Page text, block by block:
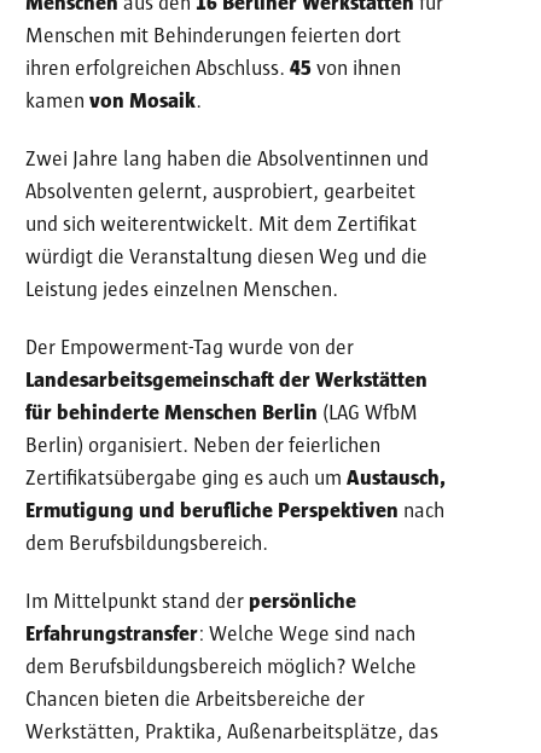
Menschen mit Behinderungen feierten dort
ihren erfolgreichen Abschluss. 45 von ihnen
kamen von Mosaik.
Zwei Jahre lang haben die Absolventinnen und
Absolventen gelernt, ausprobiert, gearbeitet
und sich weiterentwickelt. Mit dem Zertifikat
würdigt die Veranstaltung diesen Weg und die
Leistung jedes einzelnen Menschen.
Der Empowerment-Tag wurde von der
Landesarbeitsgemeinschaft der Werkstätten
für behinderte Menschen Berlin (LAG WfbM
Berlin) organisiert. Neben der feierlichen
Zertifikatsübergabe ging es auch um Austausch,
Ermutigung und berufliche Perspektiven nach
dem Berufsbildungsbereich.
Im Mittelpunkt stand der persönliche
Erfahrungstransfer: Welche Wege sind nach
dem Berufsbildungsbereich möglich? Welche
Chancen bieten die Arbeitsbereiche der
Werkstätten, Praktika, Außenarbeitsplätze, das